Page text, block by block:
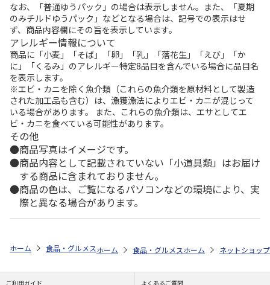
なお、「普通ゆうパック」の場合は表示しません。また、「夏期
のみチルドゆうパック」などとなる場合は、記号での表示はせ
ず、商品内容欄にその旨を表示しています。
アレルギー情報について
商品に「小麦」「そば」「卵」「乳」「落花生」「えび」「か
に」「くるみ」のアレルギー特定8品目を含んでいる場合に品目名
を表示します。
※エビ・カニを除く魚介類（これらの魚介類を原材料として製造
された加工品も含む）は、漁獲漁法によりエビ・カニが混じって
いる場合があります。 また、これらの魚介類は、エサとしてエ
ビ・カニを食べている可能性があります。
その他
商品写真はイメージです。
商品内容として記載されていない「小道具類」はお届け
する商品に含まれておりません。
商品の色は、ご覧になるパソコンなどの環境により、実
際と異なる場合があります。
ホーム 食品・グルメストア 郵便局のカタログ 全国カレー祭り 第5
ホーム 食品・グルメストア 都道府県から探す
ホーム ネットショップ
ご利用ガイド よくあるご質問